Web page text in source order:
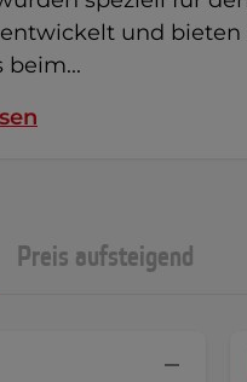
und
beim...
Preis aufsteigend